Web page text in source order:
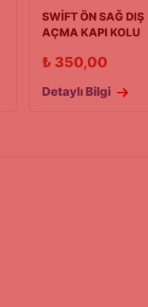
SWİFT ÖN SAĞ DIŞ
AÇMA KAPI KOLU
₺ 350,00
Detaylı Bilgi